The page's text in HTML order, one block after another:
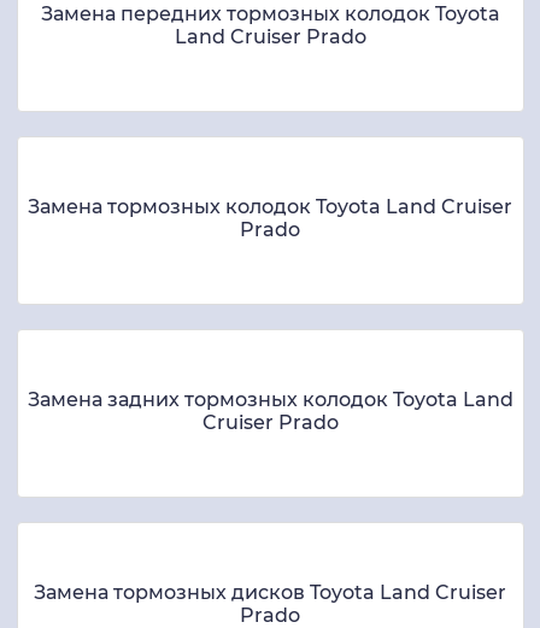
Замена передних тормозных колодок Toyota
Land Cruiser Prado
Замена тормозных колодок Toyota Land Cruiser
Prado
Замена задних тормозных колодок Toyota Land
Cruiser Prado
Замена тормозных дисков Toyota Land Cruiser
Prado